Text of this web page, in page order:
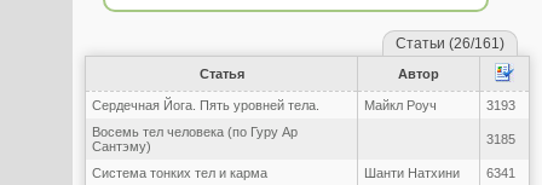
Статьи (26/161)
Статья Автор
Сердечная Йога. Пять уровней тела. Майкл Роуч
3193
Восемь тел человека (по Гуру Ар
Сантэму)
3185
Система тонких тел и карма Шанти Натхини
6341